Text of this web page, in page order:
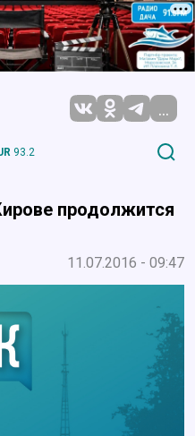
...
93.2
продолжится
11.07.2016 - 09:47